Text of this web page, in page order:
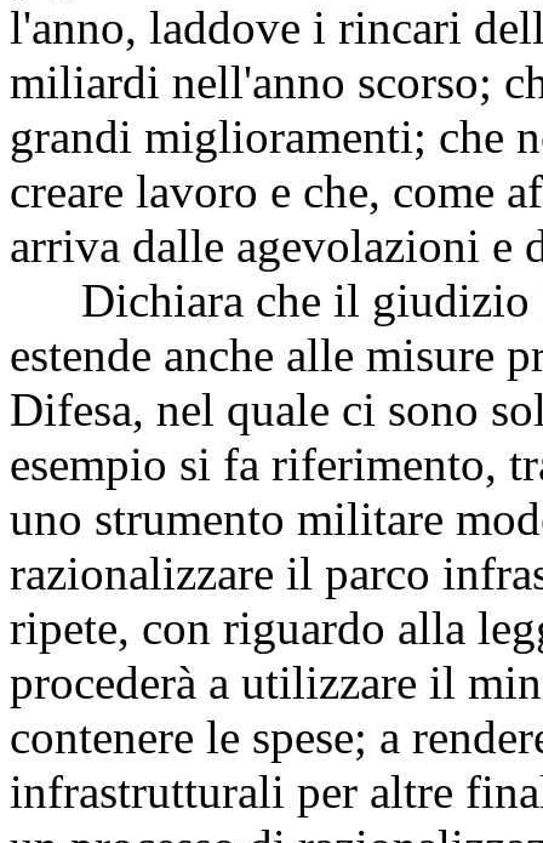
l'anno, laddove i rincari
miliardi nell'anno scorso;
grandi miglioramenti; che
creare lavoro e che, come
arriva dalle agevolazioni e
Dichiara che il giudizio
estende anche alle misure
Difesa, nel quale ci sono
esempio si fa riferimento,
uno strumento militare
razionalizzare il parco
ripete, con riguardo alla
procederà a utilizzare il
contenere le spese; a
infrastrutturali per altre